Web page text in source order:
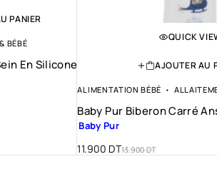
PANIER
BÉBÉ
En Silicone
QUICK
AJOUTER AU
ALIMENTATION BÉBÉ
Baby Pur Biberon Carré
Baby Pur
13.900DT
11.900 DT